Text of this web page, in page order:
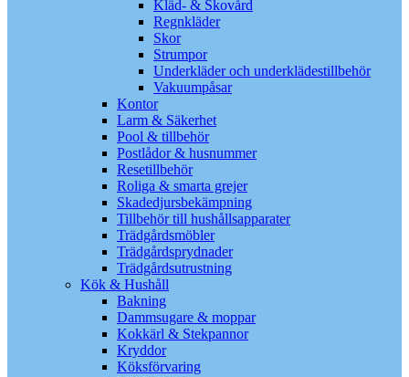
Kläd- & Skovård
Regnkläder
Skor
Strumpor
Underkläder och underklädestillbehör
Vakuumpåsar
Kontor
Larm & Säkerhet
Pool & tillbehör
Postlådor & husnummer
Resetillbehör
Roliga & smarta grejer
Skadedjursbekämpning
Tillbehör till hushållsapparater
Trädgårdsmöbler
Trädgårdsprydnader
Trädgårdsutrustning
Kök & Hushåll
Bakning
Dammsugare & moppar
Kokkärl & Stekpannor
Kryddor
Köksförvaring